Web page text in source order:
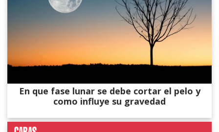
En que fase lunar se debe cortar el pelo y
como influye su gravedad